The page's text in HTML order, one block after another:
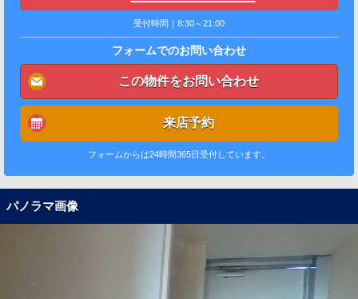
受付時間｜8:30～21:00
フォームでのお問い合わせ
この物件をお問い合わせ
来店予約
フォームからは24時間365日受付しています。
パノラマ画像